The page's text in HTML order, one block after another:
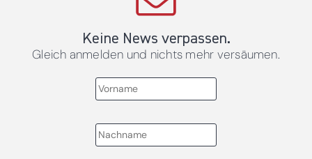
Keine News verpassen.
Gleich anmelden und nichts mehr versäumen.